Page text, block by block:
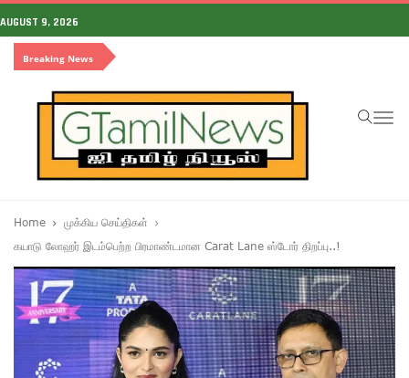
AUGUST 9, 2026
Breaking News
Home
முக்கிய செய்திகள்
கயாடு லோஹர் இடம்பெற்ற பிரமாண்டமான Carat Lane ஸ்டோர் திறப்பு..!